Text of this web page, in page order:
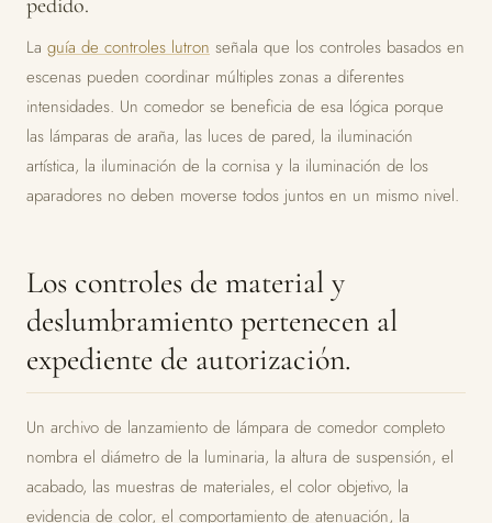
pedido.
La guía de controles lutron señala que los controles basados ​​en
escenas pueden coordinar múltiples zonas a diferentes
intensidades. Un comedor se beneficia de esa lógica porque
las lámparas de araña, las luces de pared, la iluminación
artística, la iluminación de la cornisa y la iluminación de los
aparadores no deben moverse todos juntos en un mismo nivel.
Los controles de material y
deslumbramiento pertenecen al
expediente de autorización.
Un archivo de lanzamiento de lámpara de comedor completo
nombra el diámetro de la luminaria, la altura de suspensión, el
acabado, las muestras de materiales, el color objetivo, la
evidencia de color, el comportamiento de atenuación, la